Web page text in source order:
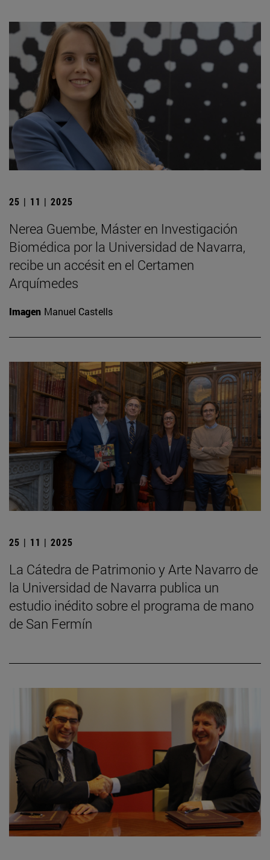
25 | 11 | 2025
Nerea Guembe, Máster en Investigación
Biomédica por la Universidad de Navarra,
recibe un accésit en el Certamen
Arquímedes
Imagen Manuel Castells
25 | 11 | 2025
La Cátedra de Patrimonio y Arte Navarro de
la Universidad de Navarra publica un
estudio inédito sobre el programa de mano
de San Fermín